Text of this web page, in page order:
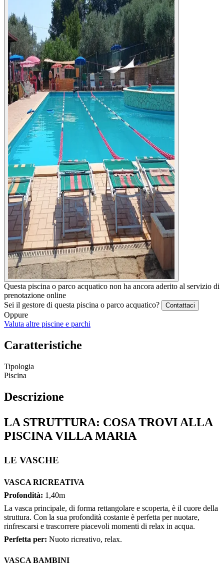
Questa piscina o parco acquatico non ha ancora aderito al servizio di
prenotazione online
Sei il gestore di questa piscina o parco acquatico?
Contattaci
Oppure
Valuta altre piscine e parchi
Caratteristiche
Tipologia
Piscina
Descrizione
LA STRUTTURA: COSA TROVI ALLA
PISCINA VILLA MARIA
LE VASCHE
VASCA RICREATIVA
Profondità: 1,40m
La vasca principale, di forma rettangolare e scoperta, è il cuore della
struttura. Con la sua profondità costante è perfetta per nuotare,
rinfrescarsi e trascorrere piacevoli momenti di relax in acqua.
Perfetta per: Nuoto ricreativo, relax.
VASCA BAMBINI